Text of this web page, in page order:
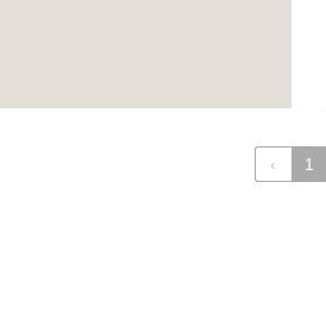
‹ 1